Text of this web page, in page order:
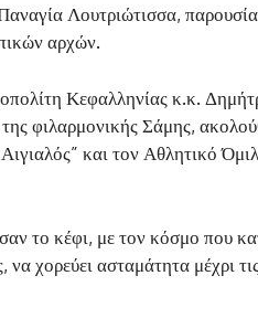
Λουτριώτισσα, παρουσία
αρχών.
Κεφαλληνίας κ.κ.
φιλαρμονικής Σάμης,
και τον Αθλητικό
το κέφι, με τον κόσμο που
χορεύει ασταμάτητα μέχρι